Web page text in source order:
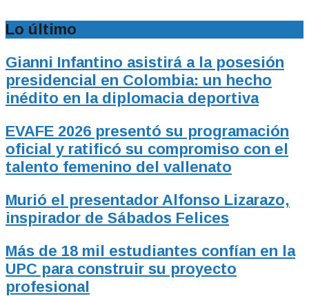
Lo último
Gianni Infantino asistirá a la posesión
presidencial en Colombia: un hecho
inédito en la diplomacia deportiva
EVAFE 2026 presentó su programación
oficial y ratificó su compromiso con el
talento femenino del vallenato
Murió el presentador Alfonso Lizarazo,
inspirador de Sábados Felices
Más de 18 mil estudiantes confían en la
UPC para construir su proyecto
profesional